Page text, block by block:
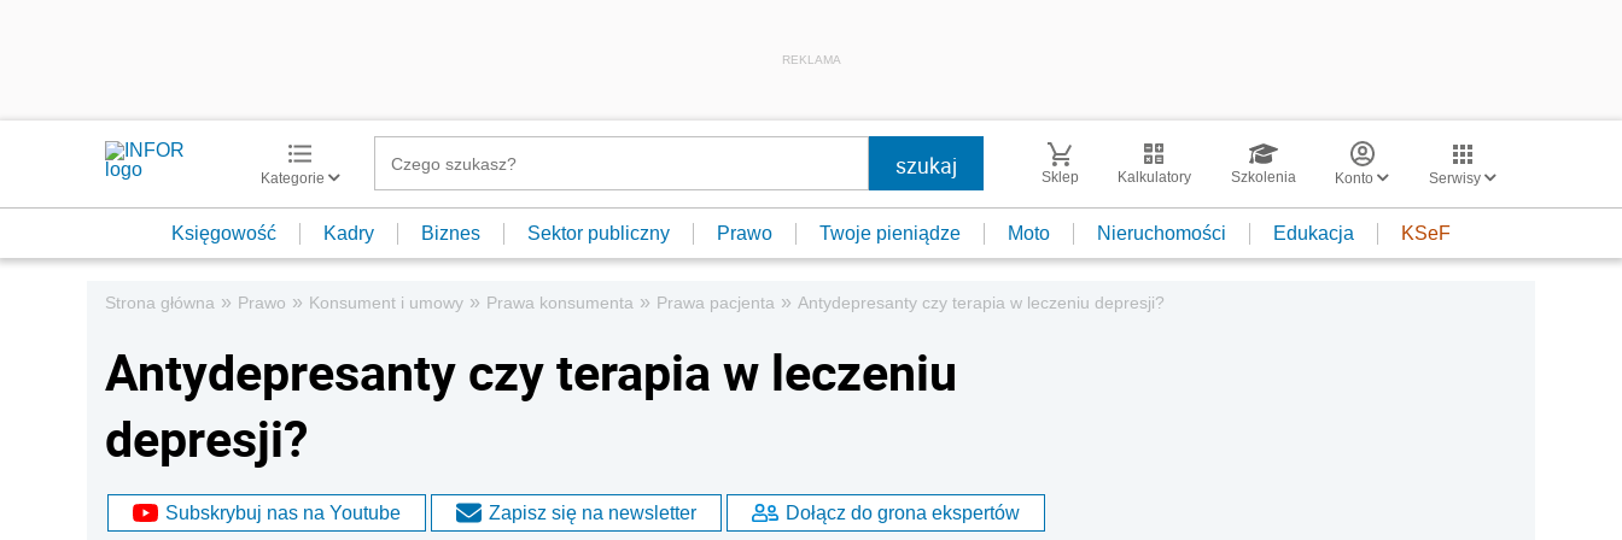
REKLAMA
Kategorie Sklep Kalkulatory Szkolenia Konto Serwisy
Księgowość Kadry Biznes Sektor publiczny Prawo Twoje pieniądze Moto Nieruchomości Edukacja KSeF
Strona główna » Prawo » Konsument i umowy » Prawa konsumenta » Prawa pacjenta » Antydepresanty czy terapia w leczeniu depresji?
Antydepresanty czy terapia w leczeniu
depresji?
Subskrybuj nas na Youtube Zapisz się na newsletter Dołącz do grona ekspertów